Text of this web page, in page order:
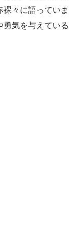
々に語っていま
勇気を与えている